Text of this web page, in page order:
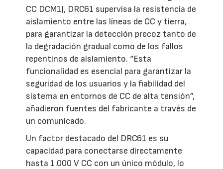
CC DCM1), DRC61 supervisa la resistencia de
aislamiento entre las líneas de CC y tierra,
para garantizar la detección precoz tanto de
la degradación gradual como de los fallos
repentinos de aislamiento. “Esta
funcionalidad es esencial para garantizar la
seguridad de los usuarios y la fiabilidad del
sistema en entornos de CC de alta tensión”,
añadieron fuentes del fabricante a través de
un comunicado.
Un factor destacado del DRC61 es su
capacidad para conectarse directamente
hasta 1.000 V CC con un único módulo, lo